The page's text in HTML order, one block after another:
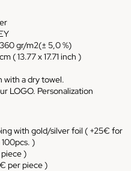
gr/m2(± 5,0 %)
( 13.77 x 17.71 inch )
with a dry towel.
LOGO. Personalization
with gold/silver foil ( +25€ for
)
)
per piece )